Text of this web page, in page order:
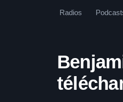
Radios